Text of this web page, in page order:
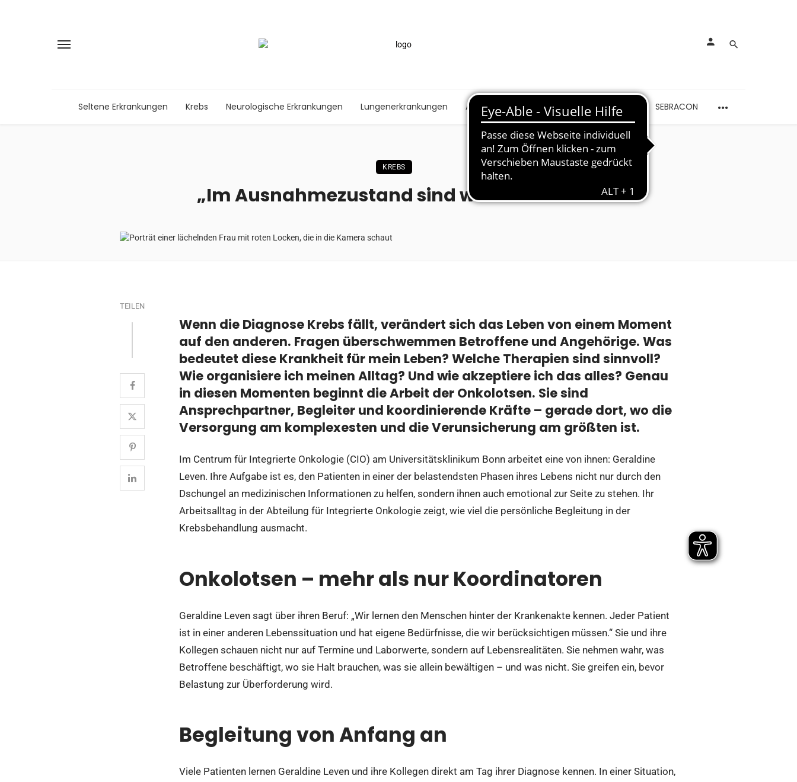
Seltene Erkrankungen Krebs Neurologische Erkrankungen Lungenerkrankungen Autoimmunerkrankungen Schmerzen SEBRACON
KREBS
„Im Ausnahmezustand sind wir eine Stütze“
TEILEN
Wenn die Diagnose Krebs fällt, verändert sich das Leben von einem Moment
auf den anderen. Fragen überschwemmen Betroffene und Angehörige. Was
bedeutet diese Krankheit für mein Leben? Welche Therapien sind sinnvoll?
Wie organisiere ich meinen Alltag? Und wie akzeptiere ich das alles? Genau
in diesen Momenten beginnt die Arbeit der Onkolotsen. Sie sind
Ansprechpartner, Begleiter und koordinierende Kräfte – gerade dort, wo die
Versorgung am komplexesten und die Verunsicherung am größten ist.
Im Centrum für Integrierte Onkologie (CIO) am Universitätsklinikum Bonn arbeitet eine von ihnen: Geraldine
Leven. Ihre Aufgabe ist es, den Patienten in einer der belastendsten Phasen ihres Lebens nicht nur durch den
Dschungel an medizinischen Informationen zu helfen, sondern ihnen auch emotional zur Seite zu stehen. Ihr
Arbeitsalltag in der Abteilung für Integrierte Onkologie zeigt, wie viel die persönliche Begleitung in der
Krebsbehandlung ausmacht.
Onkolotsen – mehr als nur Koordinatoren
Geraldine Leven sagt über ihren Beruf: „Wir lernen den Menschen hinter der Krankenakte kennen. Jeder Patient
ist in einer anderen Lebenssituation und hat eigene Bedürfnisse, die wir berücksichtigen müssen.“ Sie und ihre
Kollegen schauen nicht nur auf Termine und Laborwerte, sondern auf Lebensrealitäten. Sie nehmen wahr, was
Betroffene beschäftigt, wo sie Halt brauchen, was sie allein bewältigen – und was nicht. Sie greifen ein, bevor
Belastung zur Überforderung wird.
Begleitung von Anfang an
Viele Patienten lernen Geraldine Leven und ihre Kollegen direkt am Tag ihrer Diagnose kennen. In einer Situation,